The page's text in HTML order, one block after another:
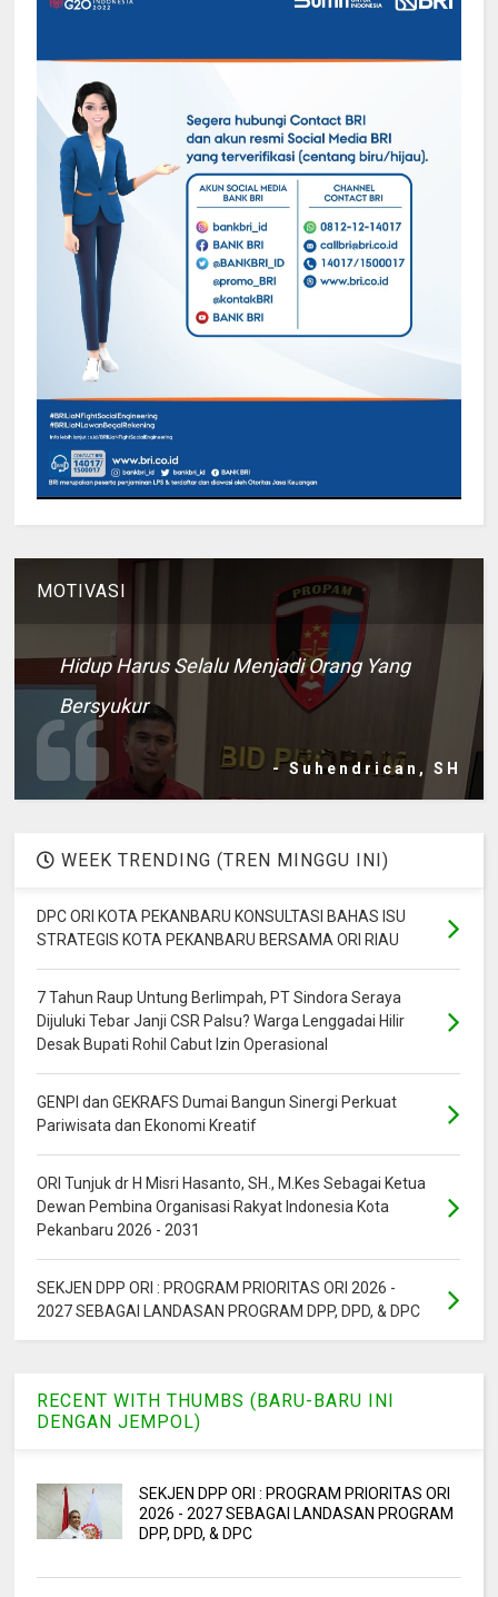
MOTIVASI
Hidup Harus Selalu Menjadi Orang Yang
Bersyukur
- Suhendrican, SH
WEEK TRENDING (TREN MINGGU INI)
DPC ORI KOTA PEKANBARU KONSULTASI BAHAS ISU
STRATEGIS KOTA PEKANBARU BERSAMA ORI RIAU
7 Tahun Raup Untung Berlimpah, PT Sindora Seraya
Dijuluki Tebar Janji CSR Palsu? Warga Lenggadai Hilir
Desak Bupati Rohil Cabut Izin Operasional
GENPI dan GEKRAFS Dumai Bangun Sinergi Perkuat
Pariwisata dan Ekonomi Kreatif
ORI Tunjuk dr H Misri Hasanto, SH., M.Kes Sebagai Ketua
Dewan Pembina Organisasi Rakyat Indonesia Kota
Pekanbaru 2026 - 2031
SEKJEN DPP ORI : PROGRAM PRIORITAS ORI 2026 -
2027 SEBAGAI LANDASAN PROGRAM DPP, DPD, & DPC
RECENT WITH THUMBS (BARU-BARU INI
DENGAN JEMPOL)
SEKJEN DPP ORI : PROGRAM PRIORITAS ORI
2026 - 2027 SEBAGAI LANDASAN PROGRAM
DPP, DPD, & DPC